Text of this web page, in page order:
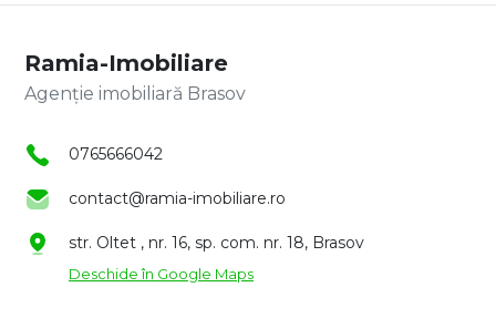
Ramia-Imobiliare
Agenție imobiliară Brasov
0765666042
contact@ramia-imobiliare.ro
str. Oltet , nr. 16, sp. com. nr. 18, Brasov
Deschide în Google Maps